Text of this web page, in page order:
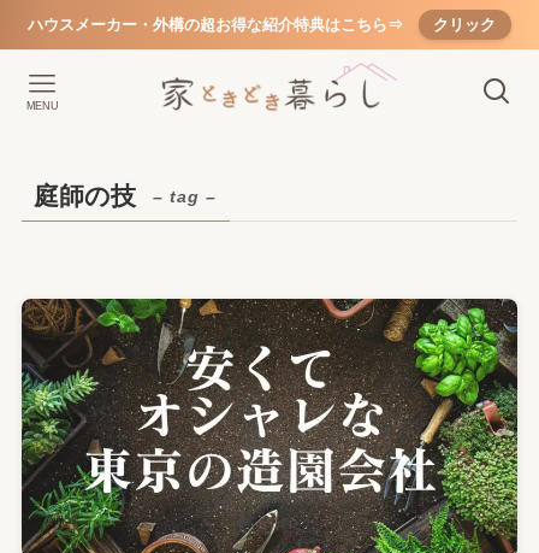
ハウスメーカー・外構の超お得な紹介特典はこちら⇒ クリック
MENU
庭師の技 – tag –